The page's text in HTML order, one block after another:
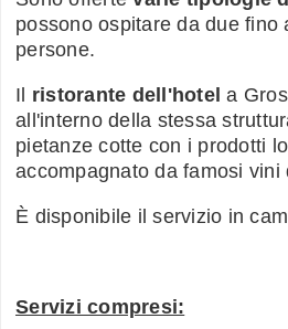
possono ospitare da due fino
persone.
Il ristorante dell'hotel a
all'interno della stessa
pietanze cotte con i prodotti
accompagnato da famosi vini
È disponibile il servizio in
Servizi compresi: